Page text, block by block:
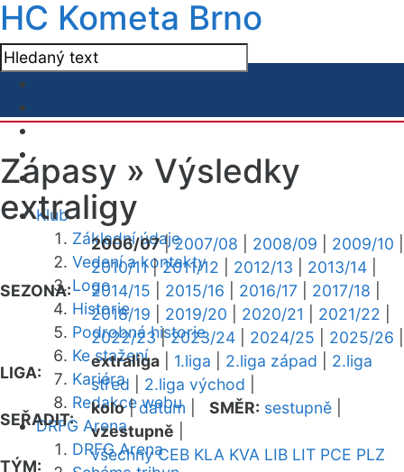
HC Kometa Brno
Klub
Základní údaje
Vedení a kontakty
Logo
Historie
Podrobná historie
Ke stažení
Kariéra
Redakce webu
DRFG Arena
DRFG Arena
Zápasy » Výsledky
extraligy
SEZONA:
2006/07|2007/08 2008/09 2009/10
2010/11|2011/12 2012/13 2013/14
2014/15
2015/16 2016/17 2017/18
2018/19
2019/20 2020/21 2021/22
2022/23|2023/24 2024/25 2025/26
LIGA:
extraliga 1.liga 2.liga západ
2.liga
střed
2.liga východ
SEŘADIT:
kolo|datum SMĚR: sestupně
vzestupně
TÝM:
všechny CEB KLA KVA LIB LIT PCE PLZ